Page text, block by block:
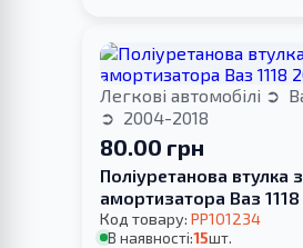
Легкові автомобілі
2004-2018
80.00 грн
Поліуретанова втулка
амортизатора Ваз
Код товару: PP101234
В наявності:15шт.